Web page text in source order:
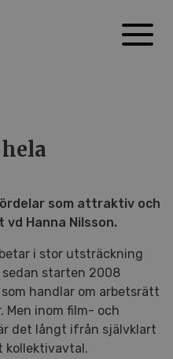
som attraktiv och
Hanna Nilsson.
i stor utsträckning
sedan starten 2008
handlar om arbetsrätt
Men inom film- och
det långt ifrån självklart
kollektivavtal.